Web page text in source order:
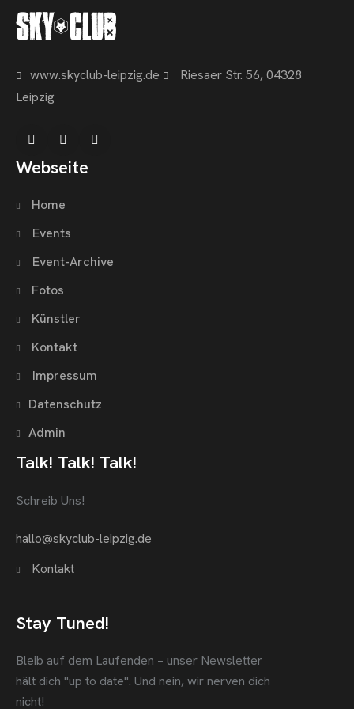
SHOP
www.skyclub-leipzig.de
Riesaer Str. 56, 04328
Leipzig
Webseite
Home
Events
Event-Archive
Fotos
Künstler
Kontakt
Impressum
Datenschutz
Admin
Talk! Talk! Talk!
Schreib Uns!
hallo@skyclub-leipzig.de
Kontakt
Stay Tuned!
Bleib auf dem Laufenden – unser Newsletter
hält dich "up to date". Und nein, wir nerven dich
nicht!